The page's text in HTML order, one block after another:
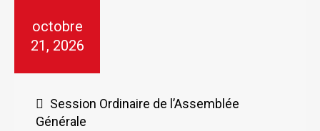
octobre
21, 2026
Session Ordinaire de l’Assemblée
Générale